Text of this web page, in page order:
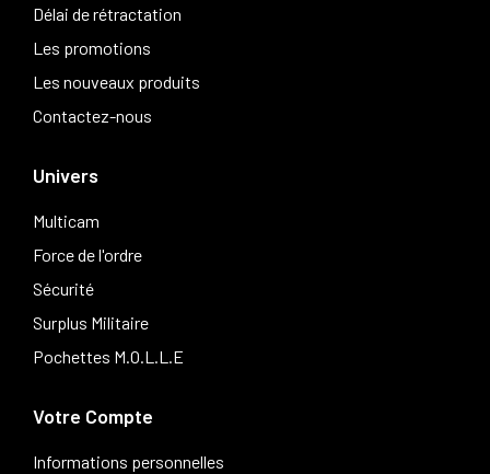
Délai de rétractation
Les promotions
Les nouveaux produits
Contactez-nous
Univers
Multicam
Force de l'ordre
Sécurité
Surplus Militaire
Pochettes M.O.L.L.E
Votre Compte
Informations personnelles